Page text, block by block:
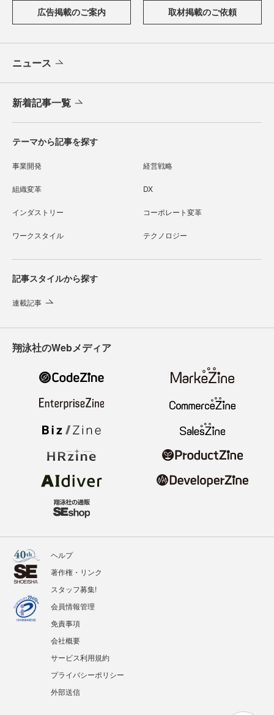
広告掲載のご案内 取材掲載のご依頼
ニュース
新着記事一覧
テーマから記事を探す
事業開発 経営戦略
組織変革 DX
インダストリー コーポレート変革
ワークスタイル テクノロジー
記事スタイルから探す
連載記事
翔泳社のWebメディア
ヘルプ
著作権・リンク
スタッフ募集!
会員情報管理
免責事項
会社概要
サービス利用規約
プライバシーポリシー
外部送信